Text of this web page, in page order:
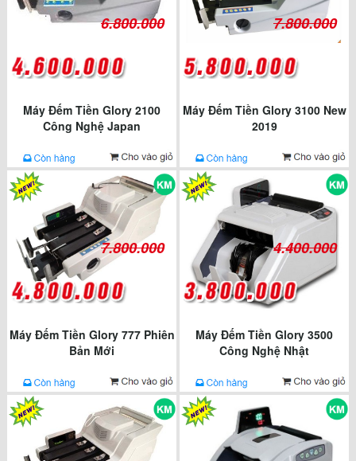
6.800.000
Máy Đếm Tiền Glory 2100
Công Nghệ Japan
7.800.000
Máy Đếm Tiền Glory 3100 New
2019
7.800.000
Máy Đếm Tiền Glory 777 Phiên
Bản Mới
4.400.000
Máy Đếm Tiền Glory 3500
Công Nghệ Nhật